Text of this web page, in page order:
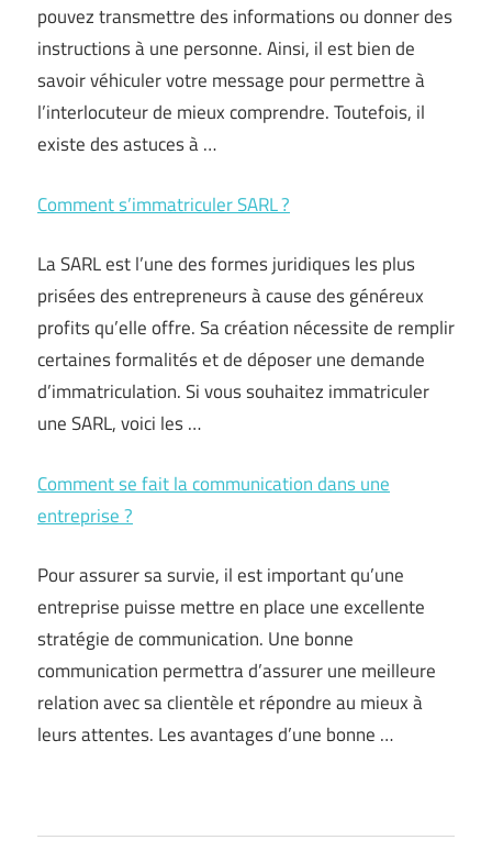
pouvez transmettre des informations ou donner des
instructions à une personne. Ainsi, il est bien de
savoir véhiculer votre message pour permettre à
l’interlocuteur de mieux comprendre. Toutefois, il
existe des astuces à …
Comment s’immatriculer SARL ?
La SARL est l’une des formes juridiques les plus
prisées des entrepreneurs à cause des généreux
profits qu’elle offre. Sa création nécessite de remplir
certaines formalités et de déposer une demande
d’immatriculation. Si vous souhaitez immatriculer
une SARL, voici les …
Comment se fait la communication dans une
entreprise ?
Pour assurer sa survie, il est important qu’une
entreprise puisse mettre en place une excellente
stratégie de communication. Une bonne
communication permettra d’assurer une meilleure
relation avec sa clientèle et répondre au mieux à
leurs attentes. Les avantages d’une bonne …